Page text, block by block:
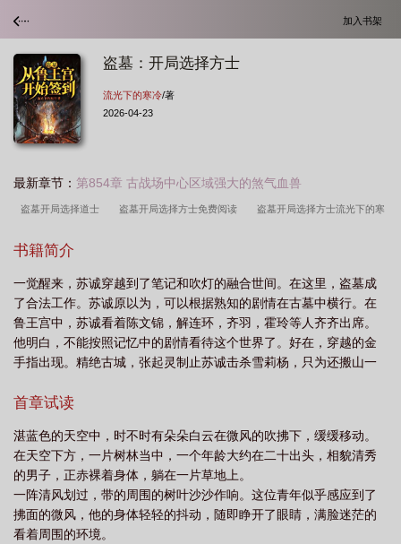
加入书架
盗墓：开局选择方士
流光下的寒冷/著
2026-04-23
最新章节： 第854章 古战场中心区域强大的煞气血兽
盗墓开局选择道士 盗墓开局选择方士免费阅读 盗墓开局选择方士流光下的寒
方士txt 盗墓开局选择方士免费
的 盗墓开局选择方士 在线阅读 盗墓开局选择方士流光下的寒冷 盗墓开局
选择方士! 盗墓之开局选择道士 开局盗墓两大技能 盗墓开局选择方士笔趣
阁 盗墓开局选身份 盗墓开局选择方士最新章节列表 盗墓开局选择方士苏
成 盗墓开局选择隐藏身份 盗墓开局选择搬山道人爱看书吧
书籍简介
一觉醒来，苏诚穿越到了笔记和吹灯的融合世间。在这里，盗墓成
了合法工作。苏诚原以为，可以根据熟知的剧情在古墓中横行。在
鲁王宫中，苏诚看着陈文锦，解连环，齐羽，霍玲等人齐齐出席。
他明白，不能按照记忆中的剧情看待这个世界了。好在，穿越的金
手指出现。精绝古城，张起灵制止苏诚击杀雪莉杨，只为还搬山一
首章试读
湛蓝色的天空中，时不时有朵朵白云在微风的吹拂下，缓缓移动。
在天空下方，一片树林当中，一个年龄大约在二十出头，相貌清秀
的男子，正赤裸着身体，躺在一片草地上。
一阵清风划过，带的周围的树叶沙沙作响。这位青年似乎感应到了
拂面的微风，他的身体轻轻的抖动，随即睁开了眼睛，满脸迷茫的
看着周围的环境。